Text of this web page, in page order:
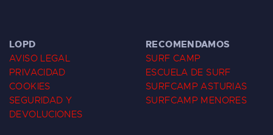
LOPD
AVISO LEGAL
PRIVACIDAD
COOKIES
SEGURIDAD Y
DEVOLUCIONES
RECOMENDAMOS
SURF CAMP
ESCUELA DE SURF
SURFCAMP ASTURIAS
SURFCAMP MENORES